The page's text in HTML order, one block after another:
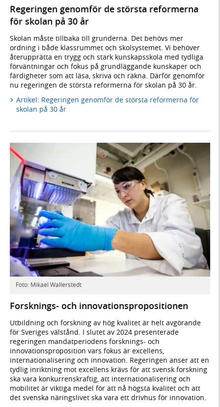
Regeringen genomför de största reformerna
för skolan på 30 år
Skolan måste tillbaka till grunderna. Det behövs mer
ordning i både klassrummet och skolsystemet. Vi behöver
återupprätta en trygg och stark kunskapsskola med tydliga
förväntningar och fokus på grundläggande kunskaper och
färdigheter som att läsa, skriva och räkna. Därför genomför
nu regeringen de största reformerna för skolan på 30 år.
Artikel: Regeringen genomför de största reformerna för
skolan på 30 år
Foto: Mikael Wallerstedt
Forsknings- och innovationspropositionen
Utbildning och forskning av hög kvalitet är helt avgörande
för Sveriges välstånd. I slutet av 2024 presenterade
regeringen mandatperiodens forsknings- och
innovationsproposition vars fokus är excellens,
internationalisering och innovation. Regeringen anser att en
tydlig inriktning mot excellens krävs för att svensk forskning
ska vara konkurrenskraftig, att internationalisering och
mobilitet är viktiga medel för att nå högsta kvalitet och att
det svenska näringslivet ska vara ett drivhus för innovation.